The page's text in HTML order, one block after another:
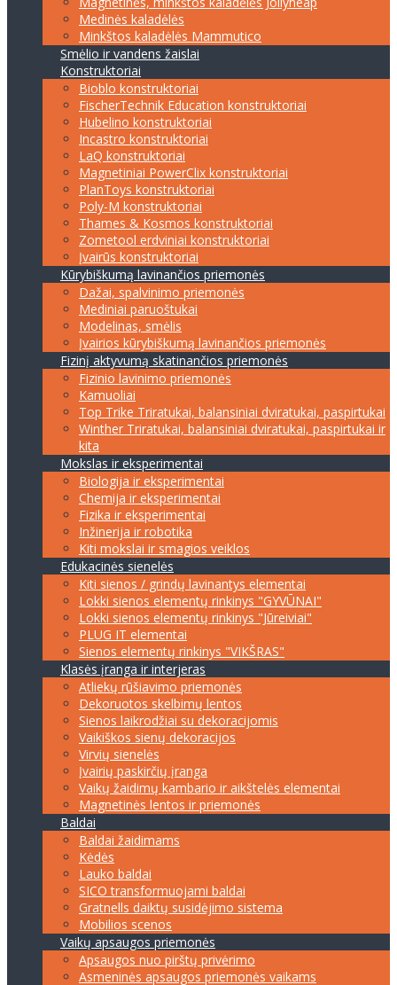
Medinės kaladėlės
Minkštos kaladėlės Mammutico
Smėlio ir vandens žaislai
Konstruktoriai
Bioblo konstruktoriai
FischerTechnik Education konstruktoriai
Hubelino konstruktoriai
Incastro konstruktoriai
LaQ konstruktoriai
Magnetiniai PowerClix konstruktoriai
PlanToys konstruktoriai
Poly-M konstruktoriai
Thames & Kosmos konstruktoriai
Zometool erdviniai konstruktoriai
Įvairūs konstruktoriai
Kūrybiškumą lavinančios priemonės
Dažai, spalvinimo priemonės
Mediniai paruoštukai
Modelinas, smėlis
Įvairios kūrybiškumą lavinančios priemonės
Fizinį aktyvumą skatinančios priemonės
Fizinio lavinimo priemonės
Kamuoliai
Top Trike Triratukai, balansiniai dviratukai, paspirtukai
Winther Triratukai, balansiniai dviratukai, paspirtukai ir
kita
Mokslas ir eksperimentai
Biologija ir eksperimentai
Chemija ir eksperimentai
Fizika ir eksperimentai
Inžinerija ir robotika
Kiti mokslai ir smagios veiklos
Edukacinės sienelės
Kiti sienos / grindų lavinantys elementai
Lokki sienos elementų rinkinys "GYVŪNAI"
Lokki sienos elementų rinkinys "Jūreiviai"
PLUG IT elementai
Sienos elementų rinkinys "VIKŠRAS"
Klasės įranga ir interjeras
Atliekų rūšiavimo priemonės
Dekoruotos skelbimų lentos
Sienos laikrodžiai su dekoracijomis
Vaikiškos sienų dekoracijos
Virvių sienelės
Įvairių paskirčių įranga
Vaikų žaidimų kambario ir aikštelės elementai
Magnetinės lentos ir priemonės
Baldai
Baldai žaidimams
Kėdės
Lauko baldai
SICO transformuojami baldai
Gratnells daiktų susidėjimo sistema
Mobilios scenos
Vaikų apsaugos priemonės
Apsaugos nuo pirštų privėrimo
Asmeninės apsaugos priemonės vaikams